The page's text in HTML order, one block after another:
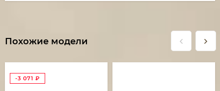
Похожие модели
-3 071 ₽